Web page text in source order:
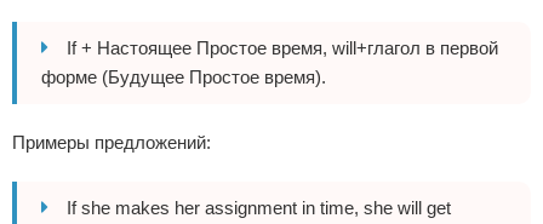
If + Настоящее Простое время, will+глагол в первой
форме (Будущее Простое время).
Примеры предложений:
If she makes her assignment in time, she will get